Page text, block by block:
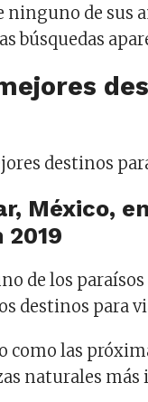
ninguno de sus
búsquedas
México,
2019
de los
destinos para
como las
naturales